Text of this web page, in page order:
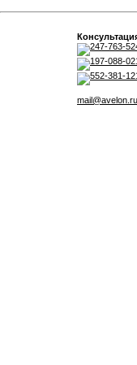
247-763-
197-088-
552-381-
mail@avelon.ru